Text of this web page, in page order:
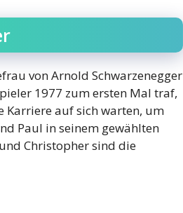
von Arnold Schwarzenegger
1977 zum ersten Mal traf,
auf sich warten, um
Paul in seinem gewählten
Christopher sind die